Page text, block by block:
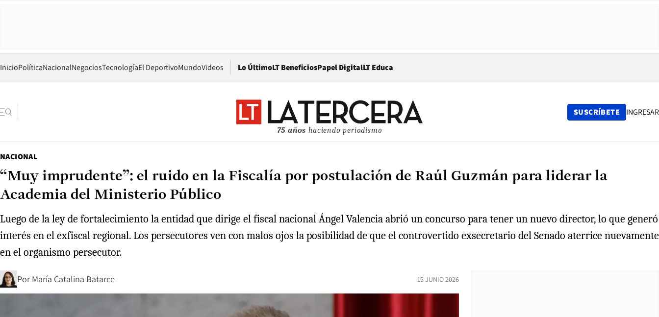
InicioPolíticaNacionalNegociosTecnologíaEl DeportivoMundoVideos Lo ÚltimoLT BeneficiosPapel DigitalOpens in new window
LT Educa
75 años haciendo periodismo
SUSCRÍBETE INGRESAR
NACIONAL
“Muy imprudente”: el ruido en la Fiscalía por postulación de Raúl Guzmán para liderar la
Academia del Ministerio Público
Luego de la ley de fortalecimiento la entidad que dirige el fiscal nacional Ángel Valencia abrió un concurso para tener un nuevo director, lo que generó
interés en el exfiscal regional. Los persecutores ven con malos ojos la posibilidad de que el controvertido exsecretario del Senado aterrice nuevamente
en el organismo persecutor.
Por María Catalina Batarce 15 JUNIO 2026